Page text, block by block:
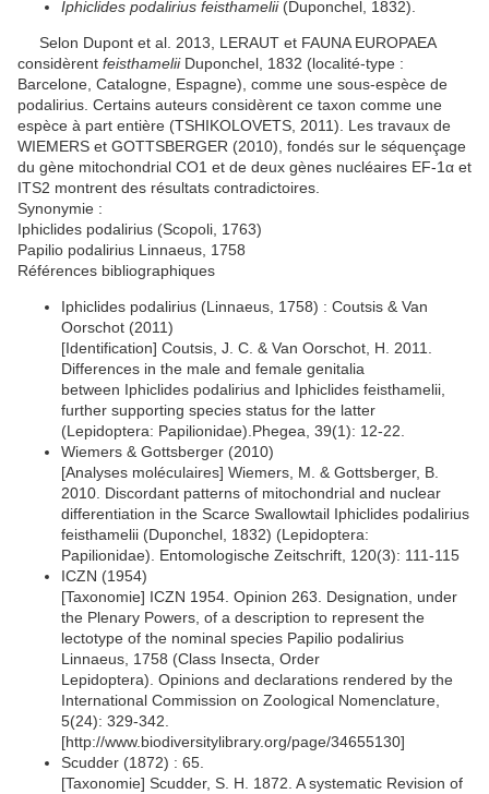
Iphiclides podalirius feisthamelii(Duponchel, 1832).
Selon Dupont et al. 2013, LERAUT et FAUNA EUROPAEA
considèrent feisthamelii Duponchel, 1832 (localité-type :
Barcelone, Catalogne, Espagne), comme une sous-espèce de
podalirius. Certains auteurs considèrent ce taxon comme une
espèce à part entière (TSHIKOLOVETS, 2011). Les travaux de
WIEMERS et GOTTSBERGER (2010), fondés sur le séquençage
du gène mitochondrial CO1 et de deux gènes nucléaires EF-1α et
ITS2 montrent des résultats contradictoires.
Synonymie :
Iphiclides podalirius (Scopoli, 1763)
Papilio podalirius Linnaeus, 1758
Références bibliographiques
Iphiclides podalirius (Linnaeus, 1758) : Coutsis & Van
Oorschot (2011)
[Identification] Coutsis, J. C. & Van Oorschot, H. 2011.
Differences in the male and female genitalia
between Iphiclides podalirius and Iphiclides feisthamelii,
further supporting species status for the latter
(Lepidoptera: Papilionidae).Phegea, 39(1): 12-22.
Wiemers & Gottsberger (2010)
[Analyses moléculaires] Wiemers, M. & Gottsberger, B.
2010. Discordant patterns of mitochondrial and nuclear
differentiation in the Scarce Swallowtail Iphiclides podalirius
feisthamelii (Duponchel, 1832) (Lepidoptera:
Papilionidae). Entomologische Zeitschrift, 120(3): 111-115
ICZN (1954)
[Taxonomie] ICZN 1954. Opinion 263. Designation, under
the Plenary Powers, of a description to represent the
lectotype of the nominal species Papilio podalirius
Linnaeus, 1758 (Class Insecta, Order
Lepidoptera). Opinions and declarations rendered by the
International Commission on Zoological Nomenclature,
5(24): 329-342.
[http://www.biodiversitylibrary.org/page/34655130]
Scudder (1872) : 65.
[Taxonomie] Scudder, S. H. 1872. A systematic Revision of